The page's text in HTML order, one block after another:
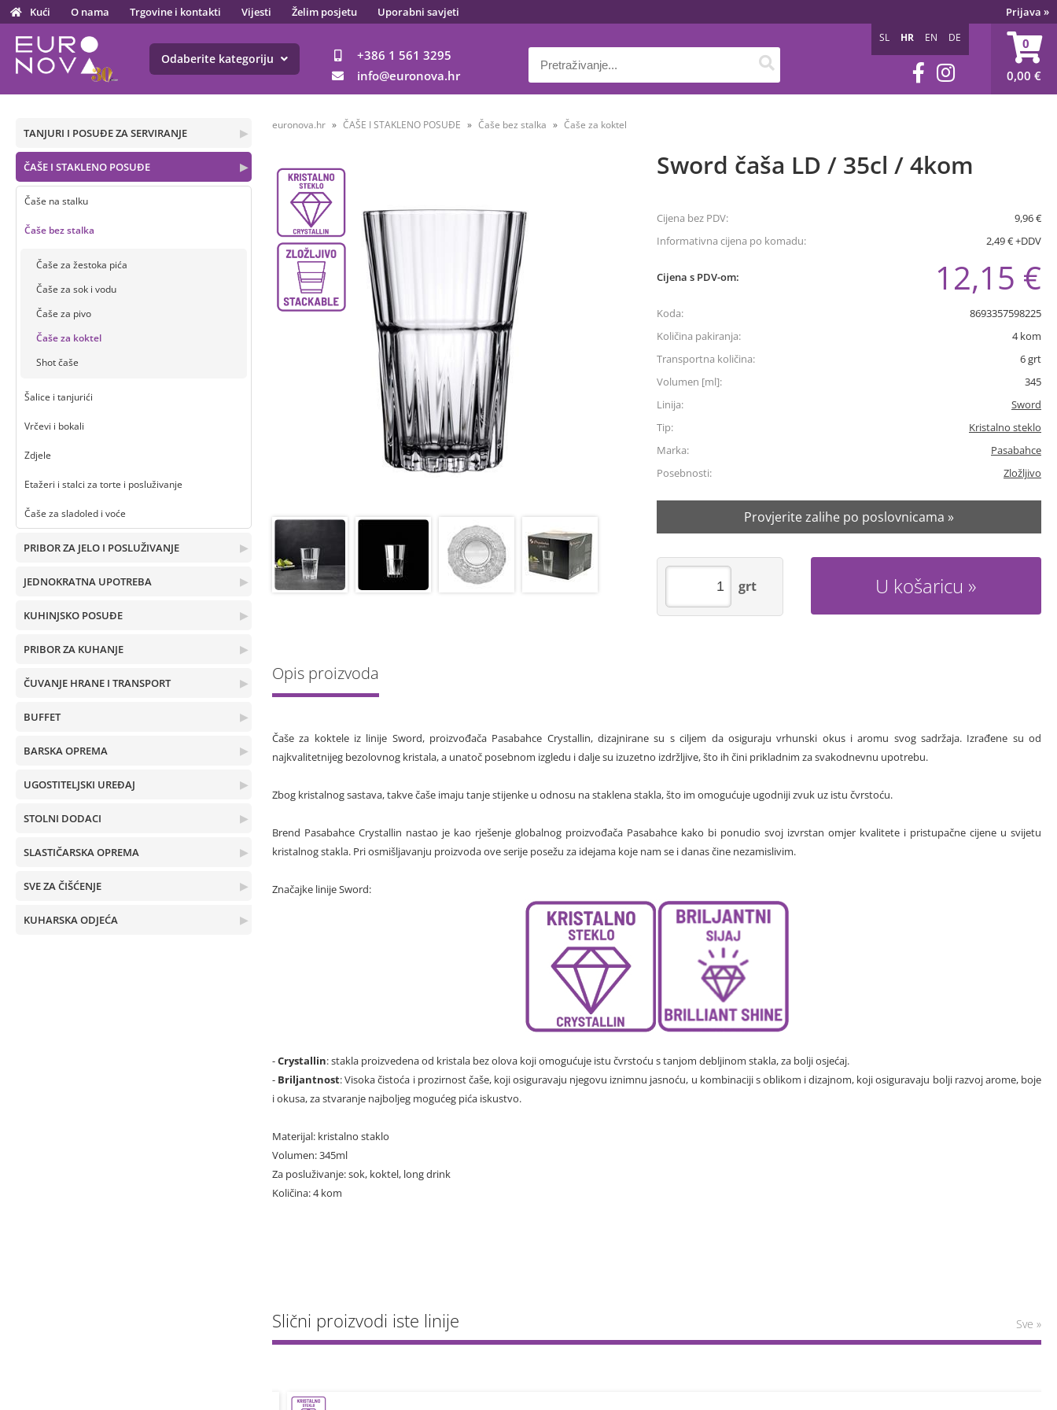
Kući O nama Trgovine i kontakti Vijesti Želim posjetu Uporabni savjeti Prijava »
+386 1 561 3295
info
euronova.hr
0
0,00 €
SL HR EN DE
Odaberite kategoriju
▶
TANJURI I POSUĐE ZA SERVIRANJE
▶
ČAŠE I STAKLENO POSUĐE
Čaše na stalku
Čaše bez stalka
Čaše za žestoka pića
Čaše za sok i vodu
Čaše za pivo
Čaše za koktel
Shot čaše
Šalice i tanjurići
Vrčevi i bokali
Zdjele
Etažeri i stalci za torte i posluživanje
Čaše za sladoled i voće
▶
PRIBOR ZA JELO I POSLUŽIVANJE
▶
JEDNOKRATNA UPOTREBA
▶
KUHINJSKO POSUĐE
▶
PRIBOR ZA KUHANJE
▶
ČUVANJE HRANE I TRANSPORT
▶
BUFFET
▶
BARSKA OPREMA
▶
UGOSTITELJSKI UREĐAJ
▶
STOLNI DODACI
▶
SLASTIČARSKA OPREMA
▶
SVE ZA ČIŠĆENJE
▶
KUHARSKA ODJEĆA
euronova.hr ČAŠE I STAKLENO POSUĐE Čaše bez stalka Čaše za koktel
Sword čaša LD / 35cl / 4kom
Cijena bez PDV:
9,96 €
Informativna cijena po komadu:
2,49 € +DDV
Cijena s PDV-om: 12,15 €
Koda:
8693357598225
Količina pakiranja:
4kom
Transportna količina:
6grt
Volumen [ml]:
345
Linija:
Sword
Tip:
Kristalno steklo
Marka:
Pasabahce
Posebnosti:
Zložljivo
Provjerite zalihe po poslovnicama »
U košaricu
grt
Opis proizvoda
Čaše za koktele iz linije Sword, proizvođača Pasabahce Crystallin, dizajnirane su s ciljem da osiguraju vrhunski okus i aromu svog sadržaja. Izrađene su od
najkvalitetnijeg bezolovnog kristala, a unatoč posebnom izgledu i dalje su izuzetno izdržljive, što ih čini prikladnim za svakodnevnu upotrebu.
Zbog kristalnog sastava, takve čaše imaju tanje stijenke u odnosu na staklena stakla, što im omogućuje ugodniji zvuk uz istu čvrstoću.
Brend Pasabahce Crystallin nastao je kao rješenje globalnog proizvođača Pasabahce kako bi ponudio svoj izvrstan omjer kvalitete i pristupačne cijene u svijetu
kristalnog stakla. Pri osmišljavanju proizvoda ove serije posežu za idejama koje nam se i danas čine nezamislivim.
Značajke linije Sword:
-Crystallin: stakla proizvedena od kristala bez olova koji omogućuje istu čvrstoću s tanjom debljinom stakla, za bolji osjećaj.
- Briljantnost: Visoka čistoća i prozirnost čaše, koji osiguravaju njegovu iznimnu jasnoću, u kombinaciji s oblikom i dizajnom, koji osiguravaju bolji razvoj arome, boje
i okusa, za stvaranje najboljeg mogućeg pića iskustvo.
Materijal: kristalno staklo
Volumen: 345ml
Za posluživanje: sok, koktel, long drink
Količina: 4 kom
Slični proizvodi iste linije Sve »